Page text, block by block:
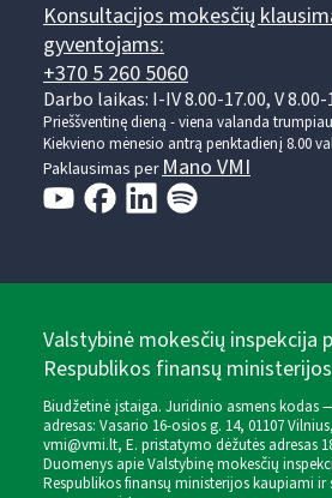
Konsultacijos mokesčių
gyventojams:
+370 5 260 5060
Darbo laikas: I-IV 8.00-17.00, V 8.00-
Prieššventinę dieną - viena valanda
Kiekvieno mėnesio antrą penktadienį 8.00
Paklausimas perMano VMI
Valstybinė mokesčių inspekcija
Respublikos finansų ministerijos
Biudžetinė įstaiga. Juridinio asmens kodas —
adresas: Vasario 16-osios g. 14, 01107
vmi@vmi.lt, E. pristatymo dėžutės adresas
Duomenys apie Valstybinę mokesčių
Respublikos finansų ministerijos kaupiami